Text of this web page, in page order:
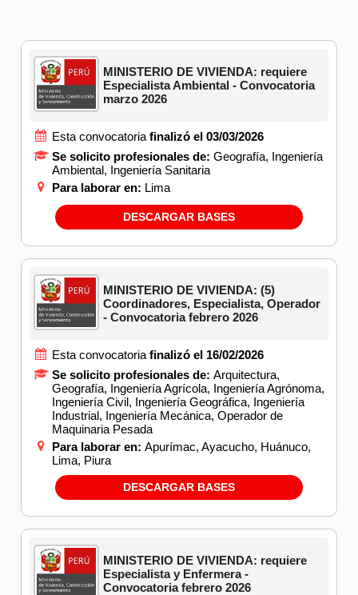
MINISTERIO DE VIVIENDA: requiere
Especialista Ambiental - Convocatoria
marzo 2026
Esta convocatoria finalizó el 03/03/2026
Se solicito profesionales de: Geografía, Ingeniería
Ambiental, Ingeniería Sanitaria
Para laborar en: Lima
DESCARGAR BASES
MINISTERIO DE VIVIENDA: (5)
Coordinadores, Especialista, Operador
- Convocatoria febrero 2026
Esta convocatoria finalizó el 16/02/2026
Se solicito profesionales de: Arquitectura,
Geografía, Ingeniería Agrícola, Ingeniería Agrónoma,
Ingeniería Civil, Ingeniería Geográfica, Ingeniería
Industrial, Ingeniería Mecánica, Operador de
Maquinaria Pesada
Para laborar en: Apurímac, Ayacucho, Huánuco,
Lima, Piura
DESCARGAR BASES
MINISTERIO DE VIVIENDA: requiere
Especialista y Enfermera -
Convocatoria febrero 2026